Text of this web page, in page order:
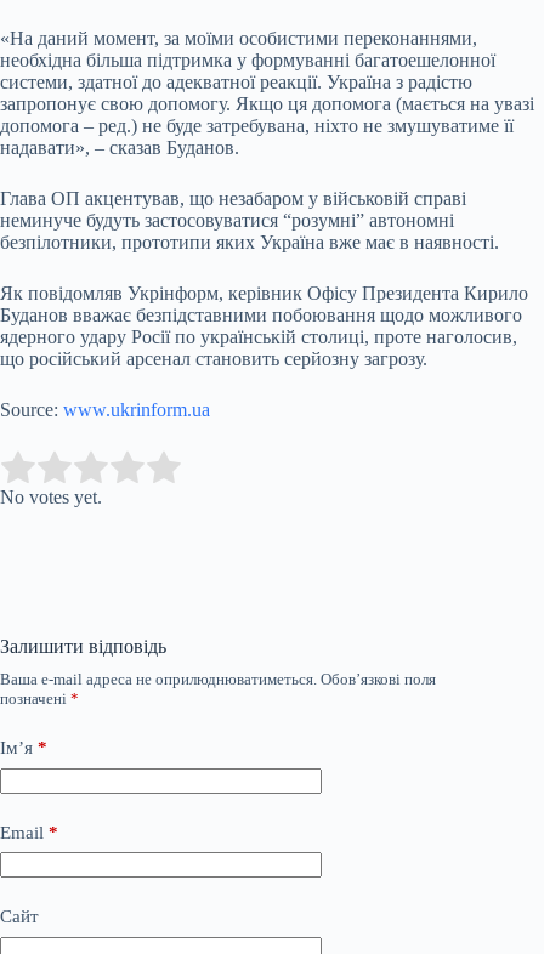
«На даний момент, за моїми особистими переконаннями,
необхідна більша підтримка у формуванні багатоешелонної
системи, здатної до адекватної реакції. Україна з радістю
запропонує свою допомогу. Якщо ця допомога (мається на увазі
допомога – ред.) не буде затребувана, ніхто не змушуватиме її
надавати», – сказав Буданов.
Глава ОП акцентував, що незабаром у військовій справі
неминуче будуть застосовуватися “розумні” автономні
безпілотники, прототипи яких Україна вже має в наявності.
Як повідомляв Укрінформ, керівник Офісу Президента Кирило
Буданов вважає безпідставними побоювання щодо можливого
ядерного удару Росії по українській столиці, проте наголосив,
що російський арсенал становить серйозну загрозу.
Source: www.ukrinform.ua
Rate this item:
No votes yet.
Залишити відповідь
Ваша e-mail адреса не оприлюднюватиметься. Обов’язкові поля
позначені *
Ім’я *
Email *
Сайт